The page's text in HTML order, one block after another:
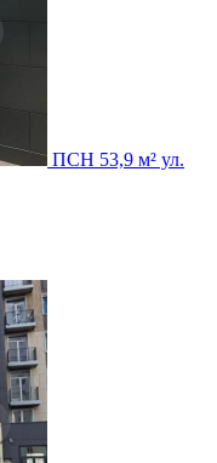
ПСН 53,9 м² ул.